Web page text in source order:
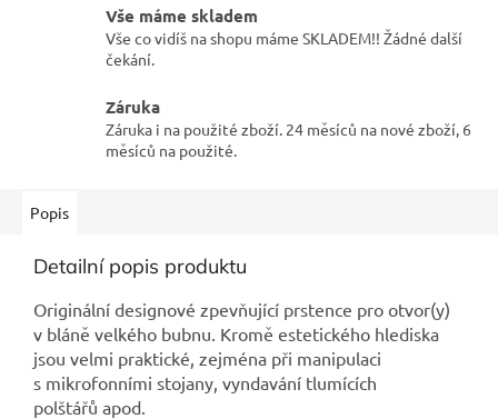
Vše máme skladem
Vše co vidíš na shopu máme SKLADEM!! Žádné další
čekání.
Záruka
Záruka i na použité zboží. 24 měsíců na nové zboží, 6
měsíců na použité.
Popis
Detailní popis produktu
Originální designové zpevňující prstence pro otvor(y)
v bláně velkého bubnu. Kromě estetického hlediska
jsou velmi praktické, zejména při manipulaci
s mikrofonními stojany, vyndavání tlumících
polštářů apod.